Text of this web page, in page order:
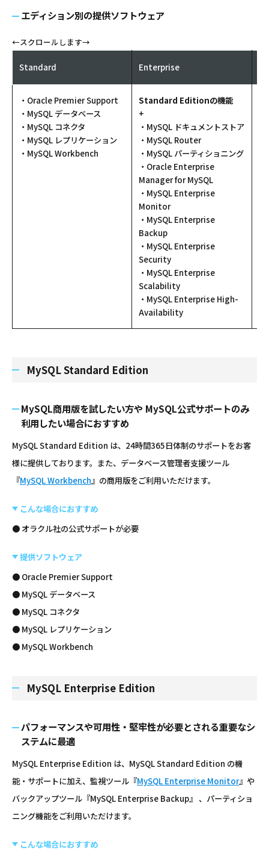
エディション別の提供ソフトウェア
Standard Enterprise
・Oracle Premier Support
・MySQL データベース
・MySQL コネクタ
・MySQL レプリケーション
・MySQL Workbench
Standard Editionの機能
+
・MySQL ドキュメントストア
・MySQL Router
・MySQL パーティショニング
・Oracle Enterprise
Manager for MySQL
・MySQL Enterprise
Monitor
・MySQL Enterprise
Backup
・MySQL Enterprise
Security
・MySQL Enterprise
Scalability
・MySQL Enterprise High-
Availability
MySQL Standard Edition
MySQL商用版を試したい方や MySQL公式サポートのみ
利用したい場合におすすめ
MySQL Standard Edition は、24時間365日体制のサポートをお客
様に提供しております。また、データベース管理者支援ツール
『MySQL Workbench 』の商用版をご利用いただけます。
こんな場合におすすめ
● オラクル社の公式サポートが必要
提供ソフトウェア
● Oracle Premier Support
● MySQL データベース
● MySQL コネクタ
● MySQL レプリケーション
● MySQL Workbench
MySQL Enterprise Edition
パフォーマンスや可用性・堅牢性が必要とされる重要なシ
ステムに最適
MySQL Enterprise Edition は、MySQL Standard Edition の機
能・サポートに加え、監視ツール『MySQL Enterprise Monitor』や
バックアップツール『MySQL Enterprise Backup』 、パーティショ
ニング機能をご利用いただけます。
こんな場合におすすめ